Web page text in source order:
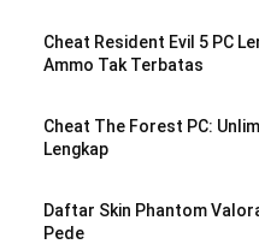
Cheat Resident Evil 5 PC
Ammo Tak Terbatas
Cheat The Forest PC:
Lengkap
Daftar Skin Phantom
Pede